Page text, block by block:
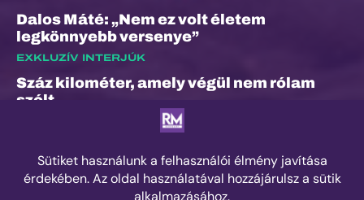
Dalos Máté: „Nem ez volt életem
legkönnyebb versenye”
EXKLUZÍV INTERJÚK
Száz kilométer, amely végül nem rólam
szólt
fájdalom és a szenvedés nem rossz dolog”
– Interjú Lénárt Krisztiánnal, a Daráló új